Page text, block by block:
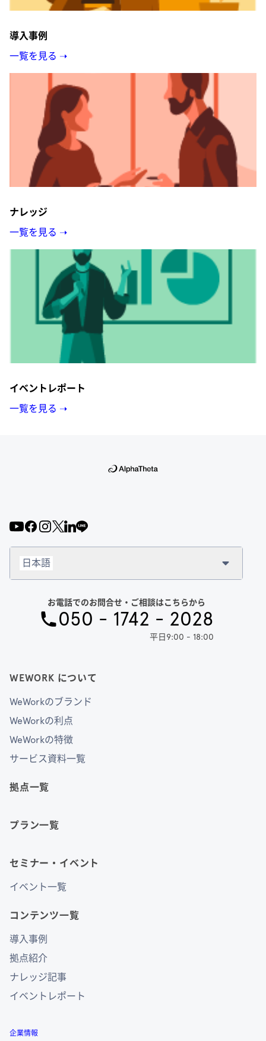
導入事例
一覧を見る ➝
ナレッジ
一覧を見る ➝
イベントレポート
一覧を見る ➝
WEWORK について
WeWorkのブランド
WeWorkの利点
WeWorkの特徴
サービス資料一覧
拠点一覧
プラン一覧
セミナー・イベント
イベント一覧
コンテンツ一覧
導入事例
拠点紹介
ナレッジ記事
イベントレポート
お電話でのお問合せ・ご相談はこちらから
050 - 1742 - 2028
平日9:00 - 18:00
日本語
企業情報